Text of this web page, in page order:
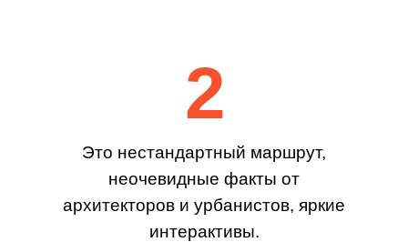
2
Это нестандартный маршрут,
неочевидные факты от
архитекторов и урбанистов, яркие
интерактивы.